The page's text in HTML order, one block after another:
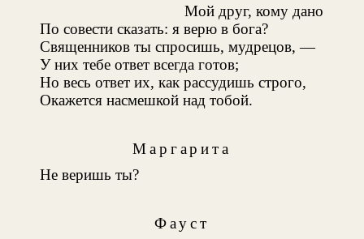
Мой друг, кому дано
По совести сказать: я верю в бога?
Священников ты спросишь, мудрецов, —
У них тебе ответ всегда готов;
Но весь ответ их, как рассудишь строго,
Окажется насмешкой над тобой.
Маргарита
Не веришь ты?
Фауст